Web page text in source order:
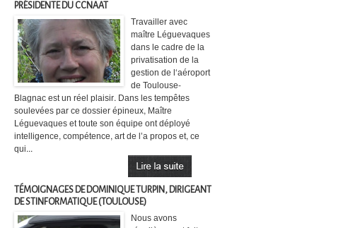
PRÉSIDENTE DU CCNAAT
Travailler avec
maître Léguevaques
dans le cadre de la
privatisation de la
gestion de l‘aéroport
de Toulouse-
Blagnac est un réel plaisir. Dans les tempêtes
soulevées par ce dossier épineux, Maître
Léguevaques et toute son équipe ont déployé
intelligence, compétence, art de l’a propos et, ce
qui...
TÉMOIGNAGES DE DOMINIQUE TURPIN, DIRIGEANT
DE STINFORMATIQUE (TOULOUSE)
Nous avons